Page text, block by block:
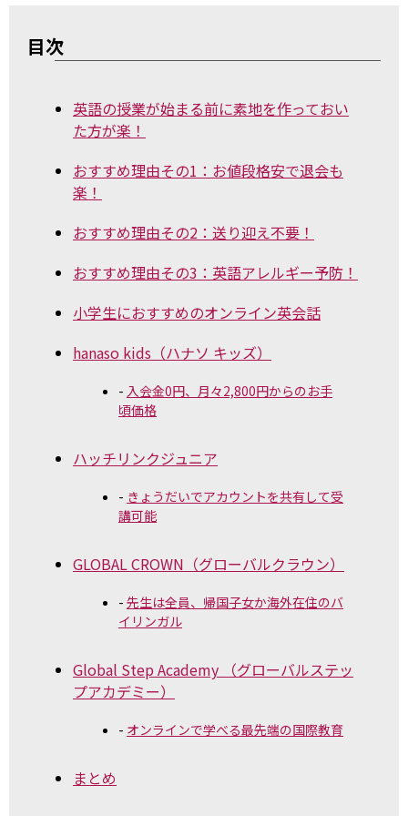
目次
英語の授業が始まる前に素地を作っておい
た方が楽！
おすすめ理由その1：お値段格安で退会も
楽！
おすすめ理由その2：送り迎え不要！
おすすめ理由その3：英語アレルギー予防！
小学生におすすめのオンライン英会話
hanaso kids（ハナソ キッズ）
入会金0円、月々2,800円からのお手
頃価格
ハッチリンクジュニア
きょうだいでアカウントを共有して受
講可能
GLOBAL CROWN（グローバルクラウン）
先生は全員、帰国子女か海外在住のバ
イリンガル
Global Step Academy （グローバルステッ
プアカデミー）
オンラインで学べる最先端の国際教育
まとめ